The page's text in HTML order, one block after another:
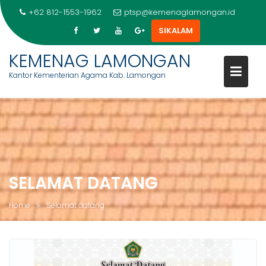
Skip
to
content
+62 812-1553-1962
ptsp@kemenaglamongan.id
SIKALAM
KEMENAG LAMONGAN
Kantor Kementerian Agama Kab. Lamongan
SELAMAT DATANG
Home Selamat datang